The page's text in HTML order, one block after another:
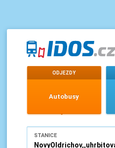
ODJEZDY
Autobusy
STANICE